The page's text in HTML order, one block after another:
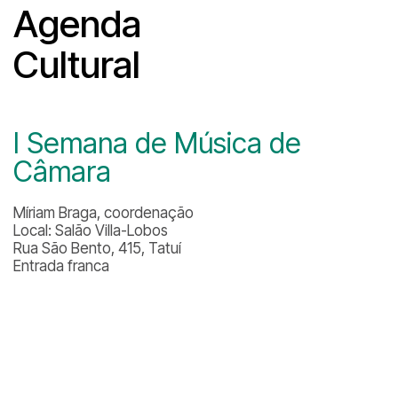
Agenda
Cultural
I Semana de Música de
Câmara
Míriam Braga, coordenação
Local: Salão Villa-Lobos
Rua São Bento, 415, Tatuí
Entrada franca